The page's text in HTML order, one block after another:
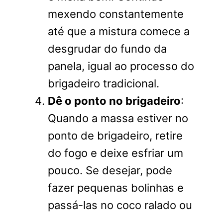
mexendo constantemente
até que a mistura comece a
desgrudar do fundo da
panela, igual ao processo do
brigadeiro tradicional.
Dê o ponto no brigadeiro:
Quando a massa estiver no
ponto de brigadeiro, retire
do fogo e deixe esfriar um
pouco. Se desejar, pode
fazer pequenas bolinhas e
passá-las no coco ralado ou